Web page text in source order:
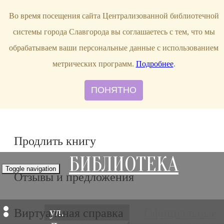
bibl-serv@mail.ru
Продлить книгу
Отзывы и предложения
Виртуальная справка
ул.
Toggle navigation БИБЛИОТЕКА
Во время посещения сайта Централизованной библиотечной
системы города Славгорода вы соглашаетесь с тем, что мы
обрабатываем ваши персональные данные с использованием
метрических программ. Подробнее.
ПОНЯТНО